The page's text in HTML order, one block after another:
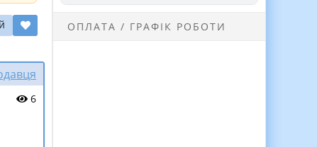
6
ОПЛАТА / ГРАФІК РОБОТИ